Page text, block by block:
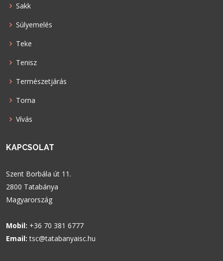
Sakk
Súlyemelés
Teke
Tenisz
Természetjárás
Torna
Vívás
KAPCSOLAT
Szent Borbála út 11.
2800 Tatabánya
Magyarország
Mobil: +36 70 381 6777
Email: tsc@tatabanyaisc.hu